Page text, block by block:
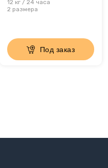
12 кг / 24 часа
2 размера
Под заказ